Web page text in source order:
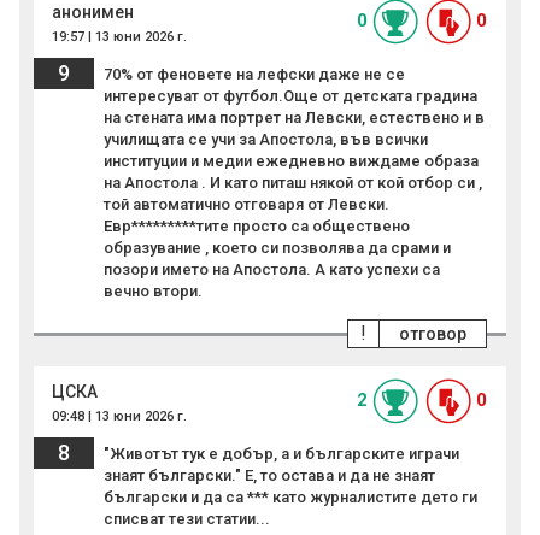
анонимен
19:57 | 13 юни 2026 г.
0 0
9
70% от феновете на лефски даже не се
интересуват от футбол.Още от детската градина
на стената има портрет на Левски, естествено и в
училищата се учи за Апостола, във всички
институции и медии ежедневно виждаме образа
на Апостола . И като питаш някой от кой отбор си ,
той автоматично отговаря от Левски.
Евр*********тите просто са обществено
образувание , което си позволява да срами и
позори името на Апостола. А като успехи са
вечно втори.
отговор
!
ЦСКА
09:48 | 13 юни 2026 г.
2 0
8
"Животът тук е добър, а и българските играчи
знаят български." Е, то остава и да не знаят
български и да са *** като журналистите дето ги
списват тези статии...